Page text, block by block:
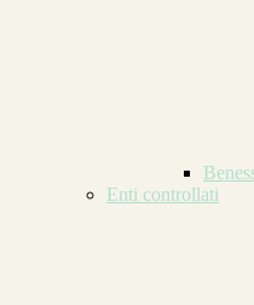
Enti controllati